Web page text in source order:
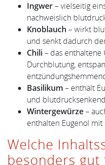
Ingwer– vielseitig
nachweislich
Knoblauch – wirkt
und senkt dadurch
Chili– das enthaltene
Durchblutung,
Basilikum – enthält
und
Wintergewürze–
enthalten Eugenol
Welche
besonders gut